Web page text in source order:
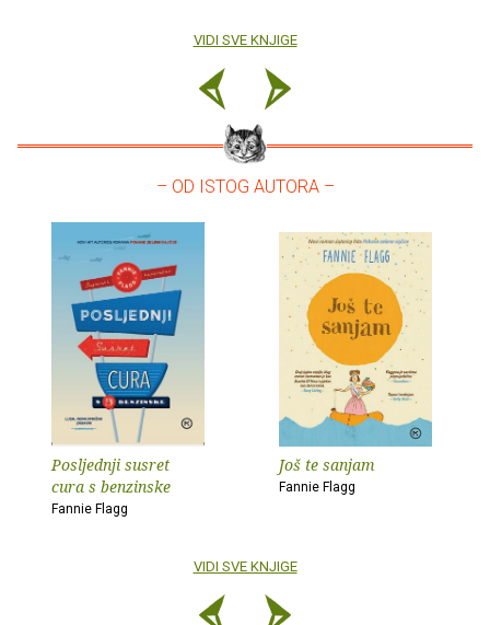
VIDI SVE KNJIGE
– OD ISTOG AUTORA –
Posljednji susret
cura s benzinske
Fannie Flagg
Još te sanjam
Fannie Flagg
VIDI SVE KNJIGE